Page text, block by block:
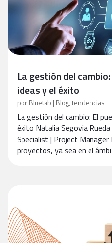
La gestión del
ideas y el éxito
porBluetab | Blog,tendencias
La gestión del cambio: El
éxito Natalia Segovia
Specialist | Project Manager
proyectos, ya sea en el